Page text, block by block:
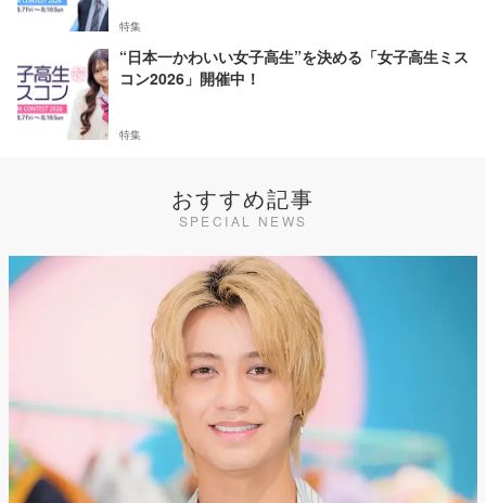
特集
“日本一かわいい女子高生”を決める「女子高生ミス
コン2026」開催中！
特集
おすすめ記事
SPECIAL NEWS